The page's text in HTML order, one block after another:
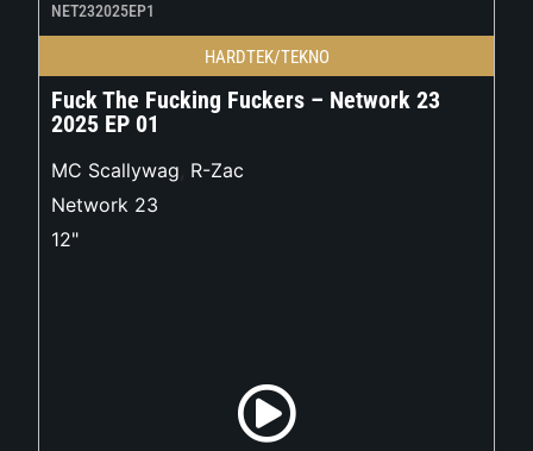
NET232025EP1
HARDTEK/TEKNO
Fuck The Fucking Fuckers – Network 23
2025 EP 01
MC Scallywag, R-Zac
Network 23
12"